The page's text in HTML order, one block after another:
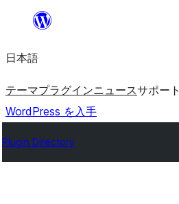
を
ッ
プ
日本語
テーマプラグインニュースサポート
WordPress を入手
Plugin Directory